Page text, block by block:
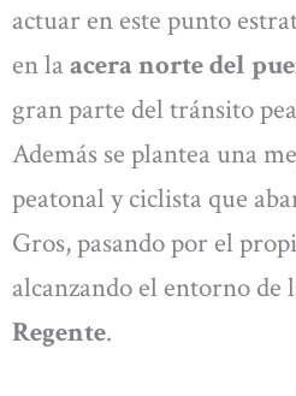
actuar en este punto
en la acera norte del
gran parte del tránsito
Además se plantea una
peatonal y ciclista que
Gros, pasando por el
alcanzando el entorno de
Regente.